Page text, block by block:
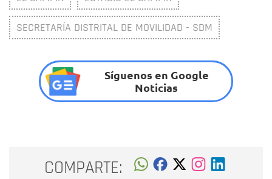
SECRETARÍA DISTRITAL DE MOVILIDAD - SDM
Síguenos en Google
Noticias
COMPARTE: